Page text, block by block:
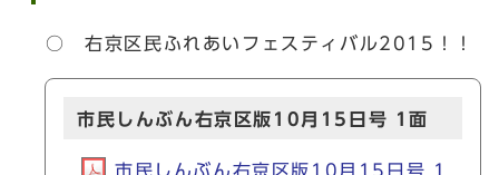
○ 右京区民ふれあいフェスティバル2015！！
市民しんぶん右京区版10月15日号 1面
市民しんぶん右京区版10月15日号 1